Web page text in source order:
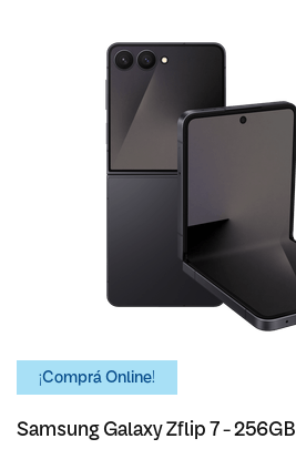
¡Comprá Online!
Samsung Galaxy Zflip 7 - 256GB